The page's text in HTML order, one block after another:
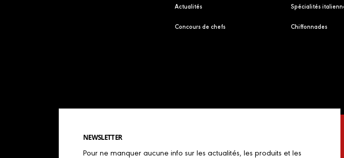
Actualités
Concours de chefs
Spécialités
Chiffonnades
NEWSLETTER
Pour ne manquer aucune info sur les actualités, les produits et les